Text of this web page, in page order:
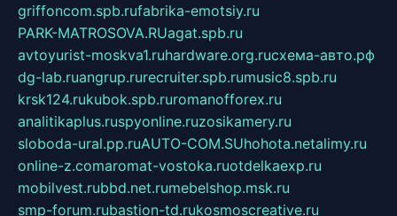
griffoncom.spb.rufabrika-emotsiy.ru
PARK-MATROSOVA.RUagat.spb.ru
avtoyurist-moskva1.ruhardware.org.ruсхема-авто.рф
dg-lab.ruangrup.rurecruiter.spb.rumusic8.spb.ru
krsk124.rukubok.spb.ruromanofforex.ru
analitikaplus.ruspyonline.ruzosikamery.ru
sloboda-ural.pp.ruAUTO-COM.SUhohota.netalimy.ru
online-z.comaromat-vostoka.ruotdelkaexp.ru
mobilvest.rubbd.net.rumebelshop.msk.ru
smp-forum.rubastion-td.rukosmoscreative.ru